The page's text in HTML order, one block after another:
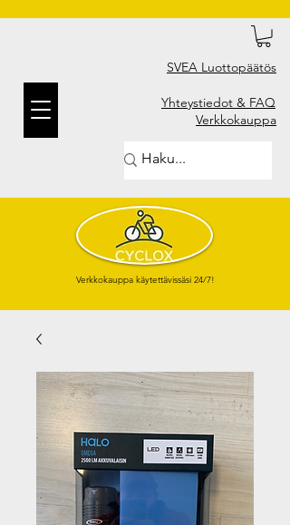
SVEA Luottopäätös
Yhteystiedot & FAQ
Verkkokauppa
Verkkokauppa käytettävissäsi 24/7!